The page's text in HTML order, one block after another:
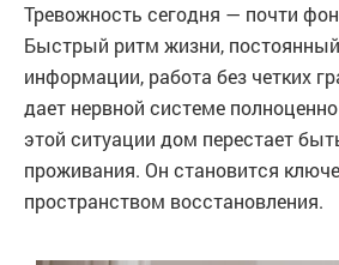
Тревожность сегодня — почти
Быстрый ритм жизни,
информации, работа без четких
дает нервной системе
этой ситуации дом перестает
проживания. Он становится
пространством восстановления.